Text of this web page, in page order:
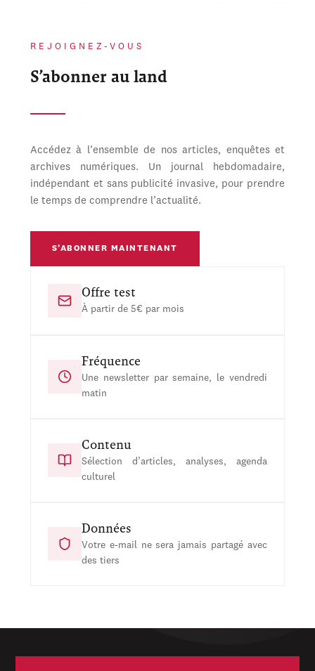
REJOIGNEZ-VOUS
S’abonner au land
Accédez à l’ensemble de nos articles, enquêtes et
archives numériques. Un journal hebdomadaire,
indépendant et sans publicité invasive, pour prendre
le temps de comprendre l’actualité.
S’ABONNER MAINTENANT
Offre test
À partir de 5€ par mois
Fréquence
Une newsletter par semaine, le vendredi
matin
Contenu
Sélection d’articles, analyses, agenda
culturel
Données
Votre e-mail ne sera jamais partagé avec
des tiers